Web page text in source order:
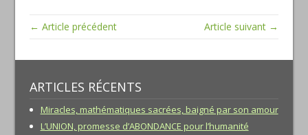
← Article précédent Article suivant →
ARTICLES RÉCENTS
Miracles, mathématiques sacrées, baigné par son amour
L’UNION, promesse d’ABONDANCE pour l’humanité